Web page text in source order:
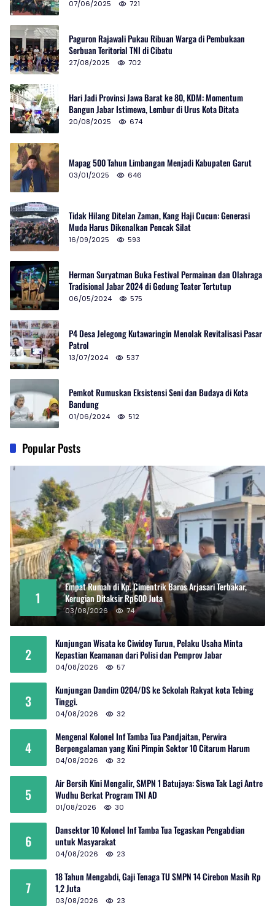
07/06/2025 721
Paguron Rajawali Pukau Ribuan Warga di Pembukaan
Serbuan Teritorial TNI di Cibatu
27/08/2025 702
Hari Jadi Provinsi Jawa Barat ke 80, KDM: Momentum
Bangun Jabar Istimewa, Lembur di Urus Kota Ditata
20/08/2025 674
Mapag 500 Tahun Limbangan Menjadi Kabupaten Garut
03/01/2025 646
Tidak Hilang Ditelan Zaman, Kang Haji Cucun: Generasi
Muda Harus Dikenalkan Pencak Silat
16/09/2025 593
Herman Suryatman Buka Festival Permainan dan Olahraga
Tradisional Jabar 2024 di Gedung Teater Tertutup
06/05/2024 575
P4 Desa Jelegong Kutawaringin Menolak Revitalisasi Pasar
Patrol
13/07/2024 537
Pemkot Rumuskan Eksistensi Seni dan Budaya di Kota
Bandung
01/06/2024 512
Popular Posts
1
Empat Rumah di Kp. Cimentrik Baros Arjasari Terbakar,
Kerugian Ditaksir Rp600 Juta
03/08/2026 74
2
Kunjungan Wisata ke Ciwidey Turun, Pelaku Usaha Minta
Kepastian Keamanan dari Polisi dan Pemprov Jabar
04/08/2026 57
3
Kunjungan Dandim 0204/DS ke Sekolah Rakyat kota Tebing
Tinggi.
04/08/2026 32
4
Mengenal Kolonel Inf Tamba Tua Pandjaitan, Perwira
Berpengalaman yang Kini Pimpin Sektor 10 Citarum Harum
04/08/2026 32
5
Air Bersih Kini Mengalir, SMPN 1 Batujaya: Siswa Tak Lagi Antre
Wudhu Berkat Program TNI AD
01/08/2026 30
6
Dansektor 10 Kolonel Inf Tamba Tua Tegaskan Pengabdian
untuk Masyarakat
04/08/2026 23
7
18 Tahun Mengabdi, Gaji Tenaga TU SMPN 14 Cirebon Masih Rp
1,2 Juta
03/08/2026 23